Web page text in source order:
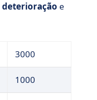
deterioração e
3000
1000